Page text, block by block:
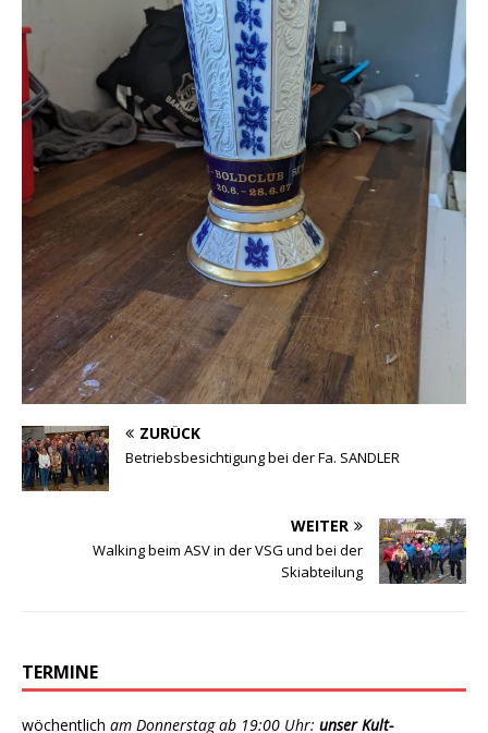
ZURÜCK
Betriebsbesichtigung bei der Fa. SANDLER
WEITER
Walking beim ASV in der VSG und bei der
Skiabteilung
TERMINE
wöchentlich am Donnerstag ab 19:00 Uhr: unser Kult-